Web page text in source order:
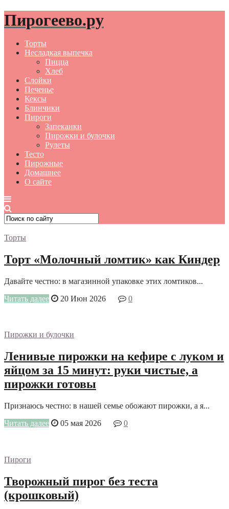
Пирогеево.ру
Торты
Несладкая выпечка
Пицца
Хлеб
Слойки
Печенье
Кексы
Блинчики
Пироги
Запеканки
Пирожки и булочки
Рулеты
Тесто
Пирожные
Домашнее
О сайте
Торты
Торт «Молочный ломтик» как Киндер
Давайте честно: в магазинной упаковке этих ломтиков...
Читать далее
20 Июн 2026 0
Пирожки и булочки
Ленивые пирожки на кефире с луком и
яйцом за 15 минут: руки чистые, а
пирожки готовы
Признаюсь честно: в нашей семье обожают пирожки, а я...
Читать далее
05 мая 2026 0
Пироги
Творожный пирог без теста
(крошковый)